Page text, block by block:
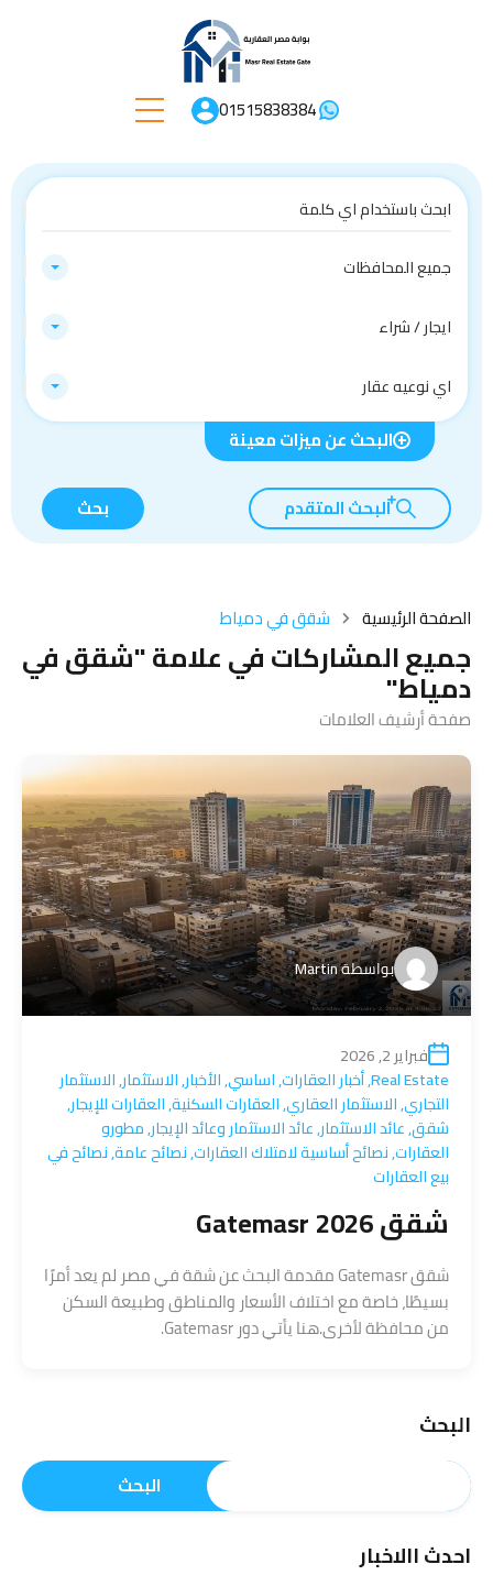
01515838384
جميع المحافظات
ايجار / شراء
اي نوعيه عقار
البحث عن ميزات معينة
البحث المتقدم بحث
الصفحة الرئيسية شقق في دمياط
جميع المشاركات في علامة "شقق في
دمياط"
صفحة أرشيف العلامات
بواسطةMartin
فبراير 2, 2026
Real Estate
,أخبار العقارات,اساسي,الأخبار,الاستثمار,الاستثمار
التجاري,الاستثمار العقاري,العقارات السكنية,العقارات للإيجار,
شقق,عائد الاستثمار,عائد الاستثمار وعائد الإيجار,مطورو
العقارات,نصائح أساسية لامتلاك العقارات,نصائح عامة,نصائح في
بيع العقارات
شقق Gatemasr 2026
شقق Gatemasr مقدمة البحث عن شقة في مصر لم يعد أمرًا
بسيطًا، خاصة مع اختلاف الأسعار والمناطق وطبيعة السكن
من محافظة لأخرى.هنا يأتي دور Gatemasr.
البحث
البحث
احدث االاخبار